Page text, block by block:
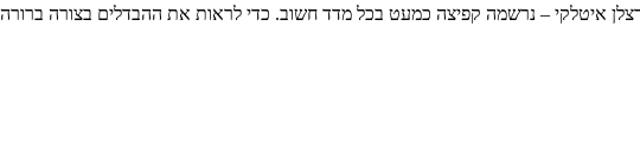
איטלקי – נרשמה קפיצה כמעט בכל מדד חשוב. כדי לראות את ההבדלים בצורה